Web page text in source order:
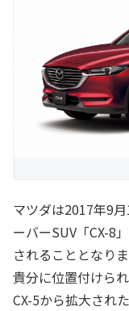
マツダは2017年9
ーバーSUV「CX-8
されることとなり
貴分に位置付けら
CX-5から拡大され